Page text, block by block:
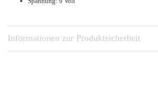
Informationen zur Produktsicherheit